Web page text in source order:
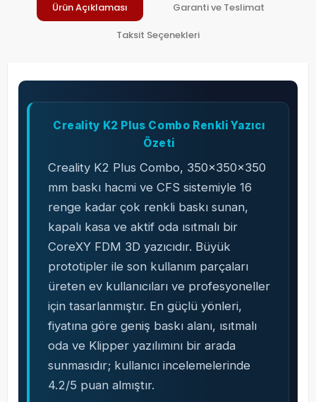
Ürün Açıklaması Garanti ve Teslimat
Taksit Seçenekleri
Creality K2 Plus Combo Renkli Yazıcı
Özeti
Creality K2 Plus Combo, 350x350x350
mm baskı hacmi ve CFS sistemiyle 16
renge kadar çok renkli baskı sunan,
kapalı kasa ve aktif oda ısıtmalı bir
CoreXY FDM 3D yazıcıdır. Büyük
prototipler ile son kullanım parçaları
üreten ev kullanıcıları ve profesyoneller
için tasarlanmıştır. En güçlü yönleri,
fiyatına göre geniş baskı alanı, ısıtmalı
oda ve Klipper yazılımını bir arada
sunmasıdır; kullanıcı incelemelerinde
4.2/5 puan almıştır.